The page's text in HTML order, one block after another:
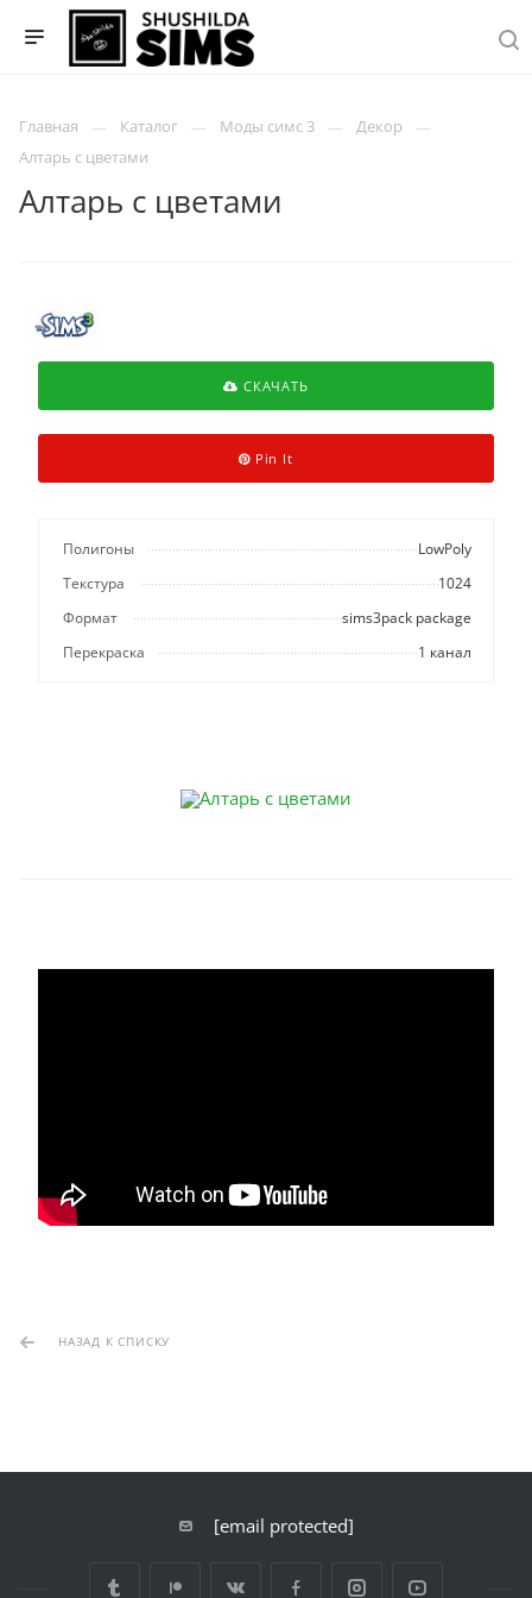
Главная Каталог Моды симс 3
Декор
Алтарь с цветами
Алтарь с цветами
СКАЧАТЬ
Pin It
Полигоны
LowPoly
Текстура
1024
Формат
sims3pack package
Перекраска
1 канал
НАЗАД К СПИСКУ
[email protected]